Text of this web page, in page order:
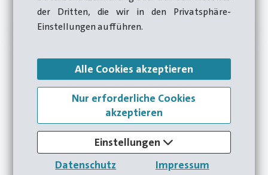
der Dritten, die wir in den Privatsphäre-
Einstellungen aufführen.
Alle Cookies akzeptieren
Nur erforderliche Cookies
akzeptieren
Einstellungen
Datenschutz
Impressum
ERFAHREN SIE MEHR